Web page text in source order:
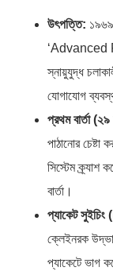
উৎপত্তি: ১৯৬৯
‘Advanced
স্নায়ুযুদ্ধ
যোগাযোগ
প্রথম বার্তা
পাঠানোর চেষ্টা
সিস্টেম ক্র্যাশ
বার্তা।
প্যাকেট
ক্লেইনরক
প্যাকেটে ভাগ